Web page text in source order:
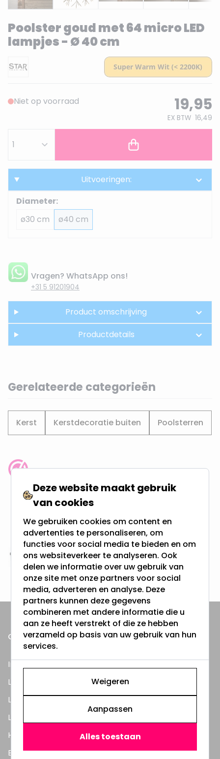
Poolster goud met 64 micro LED
lampjes - Ø 40 cm
Niet op voorraad 19,95
EX BTW 16,49
Uitvoeringen:
Diameter:
ø30 cm
ø40 cm
Vragen? WhatsApp ons!
+31 5 91201904
Product omschrijving
Productdetails
Gerelateerde categorieën
Kerst Kerstdecoratie buiten Poolsterren
meer dan 100.000 klanten gingen u voor
Vanaf EUR100,- naar NL & BE
& 100 dagen recht op retour
Altijd uit eigen voorraad
3000m2 - 60.000+ Producten
ONZE PRODUCTEN
Inbouwspots
LED Lampen
LED TL Buizen
LED Panelen
Highbay's / Ufo's
Bouwlampen
Deze website maakt gebruik
van cookies
We gebruiken cookies om content en
advertenties te personaliseren, om
functies voor social media te bieden en om
ons websiteverkeer te analyseren. Ook
delen we informatie over uw gebruik van
onze site met onze partners voor social
media, adverteren en analyse. Deze
partners kunnen deze gegevens
combineren met andere informatie die u
aan ze heeft verstrekt of die ze hebben
verzameld op basis van uw gebruik van hun
services.
Weigeren
Aanpassen
Alles toestaan